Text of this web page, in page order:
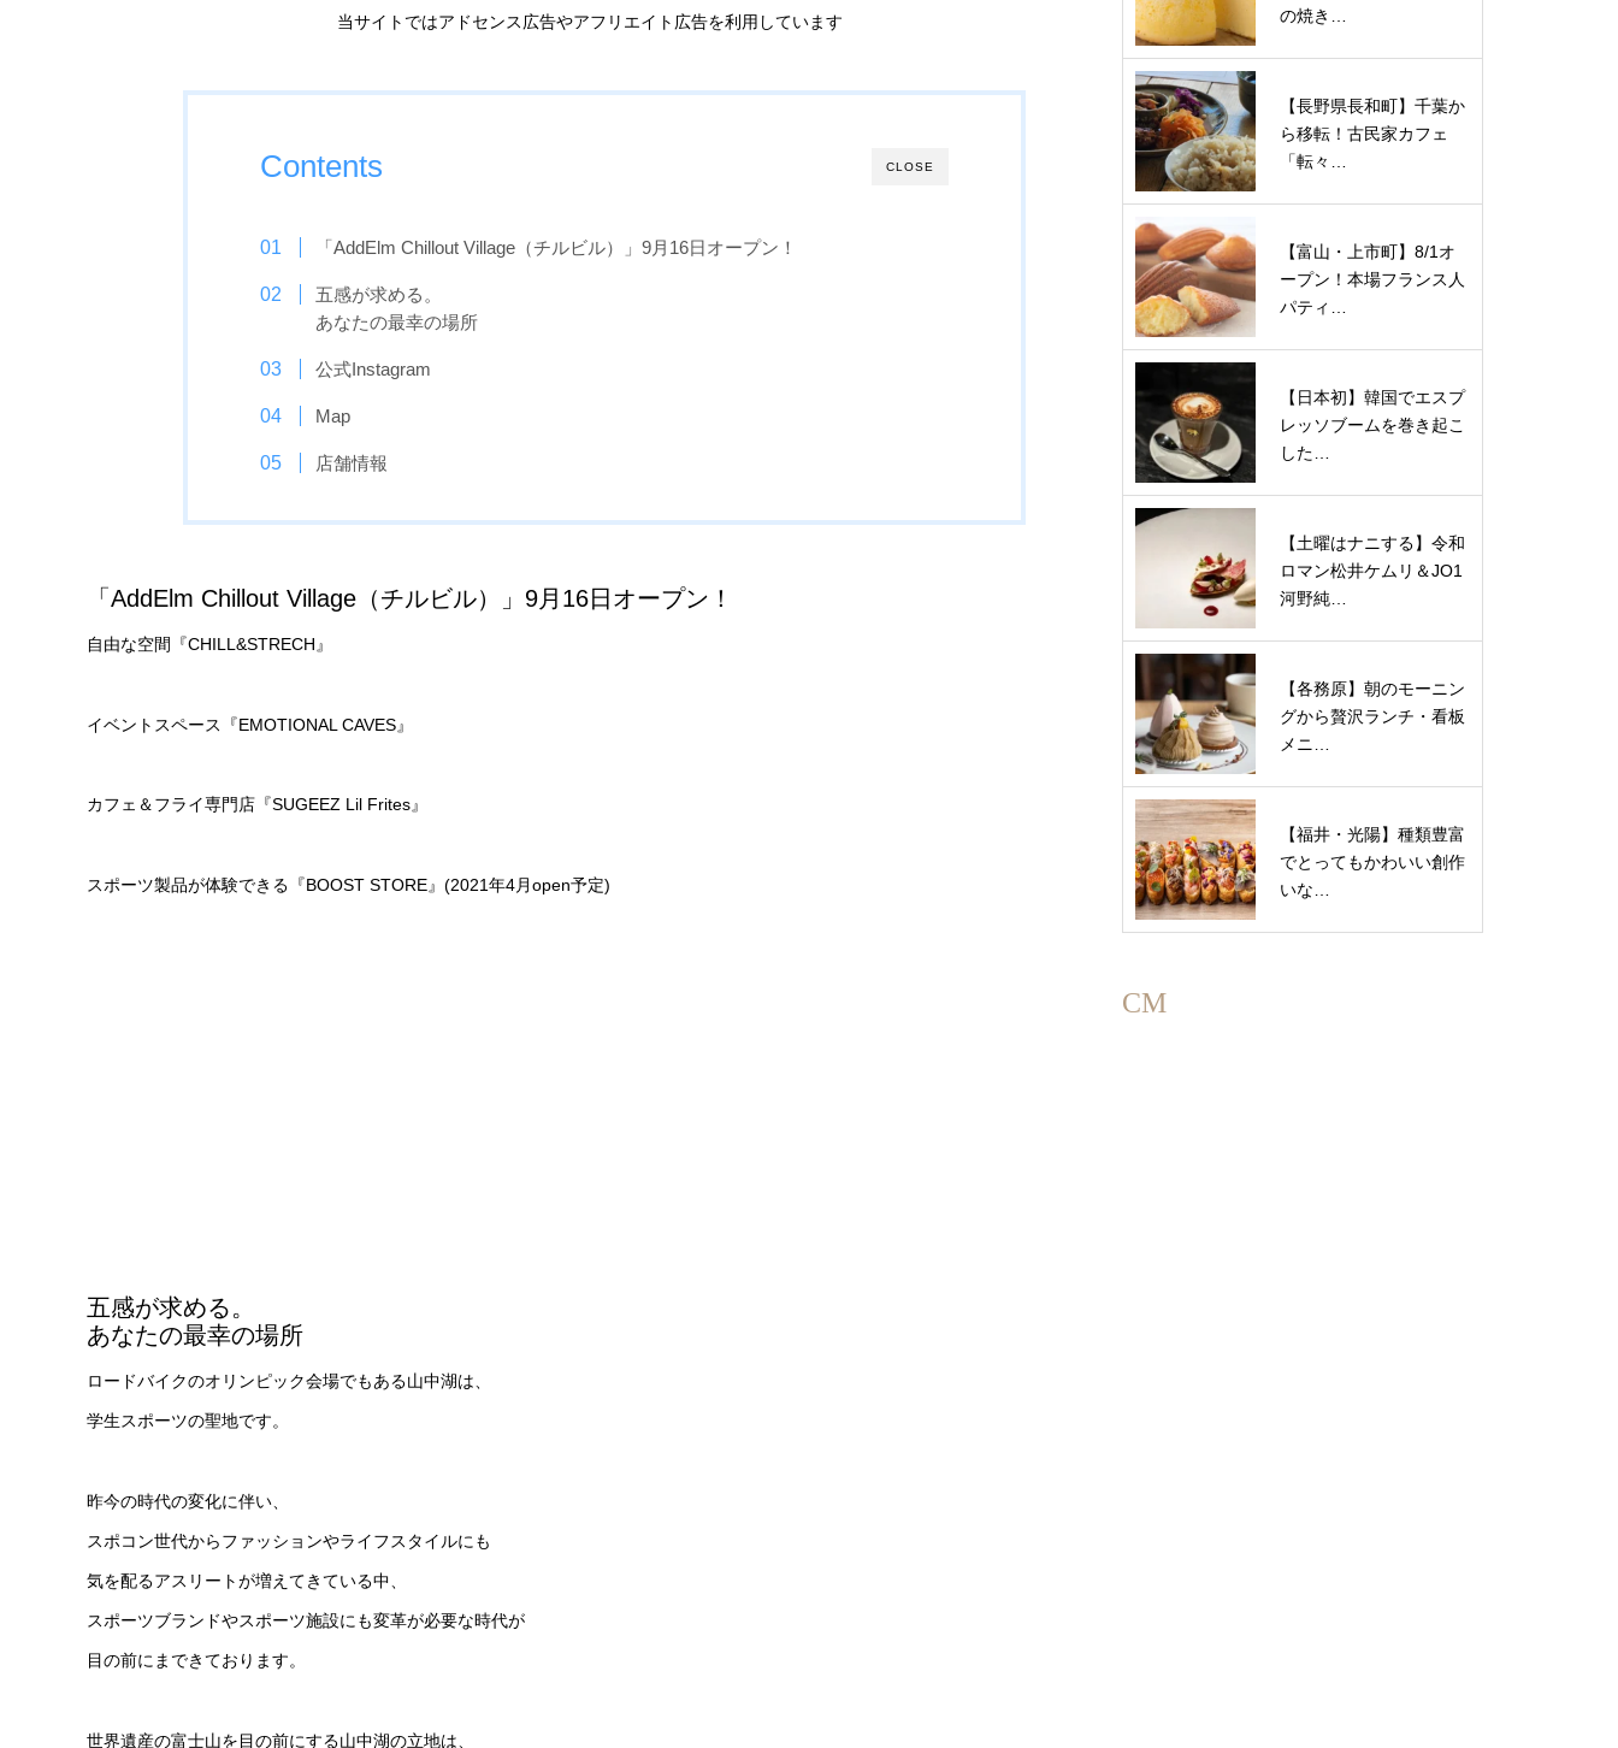
当サイトではアドセンス広告やアフリエイト広告を利用しています
CLOSE
Contents
「AddElm Chillout Village（チルビル）」9月16日オープン！
五感が求める。
あなたの最幸の場所
公式Instagram
Map
店舗情報
「AddElm Chillout Village（チルビル）」9月16日オープン！
自由な空間『CHILL&STRECH』
イベントスペース『EMOTIONAL CAVES』
カフェ＆フライ専門店『SUGEEZ Lil Frites』
スポーツ製品が体験できる『BOOST STORE』(2021年4月open予定)
五感が求める。
あなたの最幸の場所
ロードバイクのオリンピック会場でもある山中湖は、
学生スポーツの聖地です。
昨今の時代の変化に伴い、
スポコン世代からファッションやライフスタイルにも
気を配るアスリートが増えてきている中、
スポーツブランドやスポーツ施設にも変革が必要な時代が
目の前にまできております。
世界遺産の富士山を目の前にする山中湖の立地は、
の焼き…
【長野県長和町】千葉か
ら移転！古民家カフェ
「転々…
【富山・上市町】8/1オ
ープン！本場フランス人
パティ…
【日本初】韓国でエスプ
レッソブームを巻き起こ
した…
【土曜はナニする】令和
ロマン松井ケムリ＆JO1
河野純…
【各務原】朝のモーニン
グから贅沢ランチ・看板
メニ…
【福井・光陽】種類豊富
でとってもかわいい創作
いな…
CM